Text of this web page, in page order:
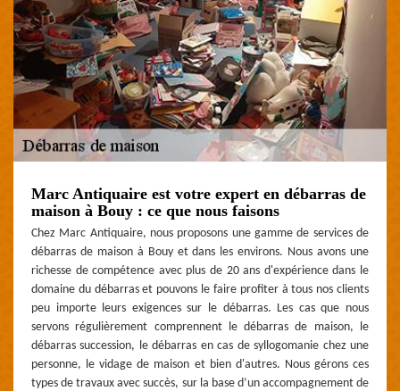
Marc Antiquaire est votre expert en débarras de
maison à Bouy : ce que nous faisons
Chez Marc Antiquaire, nous proposons une gamme de services de
débarras de maison à Bouy et dans les environs. Nous avons une
richesse de compétence avec plus de 20 ans d'expérience dans le
domaine du débarras et pouvons le faire profiter à tous nos clients
peu importe leurs exigences sur le débarras. Les cas que nous
servons régulièrement comprennent le débarras de maison, le
débarras succession, le débarras en cas de syllogomanie chez une
personne, le vidage de maison et bien d'autres. Nous gérons ces
types de travaux avec succès, sur la base d’un accompagnement de